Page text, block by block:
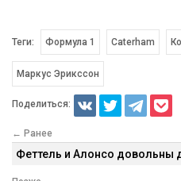
Теги: Формула 1 Caterham
Маркус Эрикссон
Поделиться:
← Ранее
Феттель и Алонсо довольны